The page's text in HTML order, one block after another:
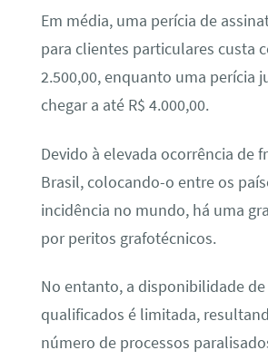
Em média, uma perícia de
para clientes particulares custa
2.500,00, enquanto uma perícia
chegar a até R$ 4.000,00.
Devido à elevada ocorrência de
Brasil, colocando-o entre os
incidência no mundo, há uma
por peritos grafotécnicos.
No entanto, a disponibilidade
qualificados é limitada,
número de processos